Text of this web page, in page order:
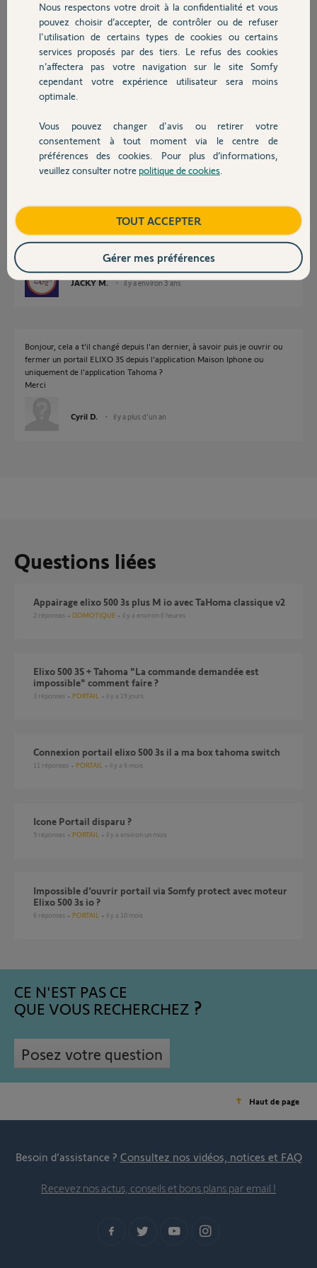
Chauffage
Autres produits
Devis avec un pro
Contact
Merci,
Mickael
Mickael
il y a environ 3 ans
Participer au fil de discussion
Réponses
Bonjour Mickael
C'est simple, les portails ne sont pas supportés par Homekit
Voici la liste des éléments compatibles
JACKY M. il y a environ 3 ans
Bonjour, cela a t'il changé depuis l'an dernier, à savoir puis je ouvrir ou
fermer un portail ELIXO 3S depuis l'application Maison Iphone ou
uniquement de l'application Tahoma ?
Merci
Cyril D. il y a plus d'un an
Questions liées
Appairage elixo 500 3s plus M io avec TaHoma classique v2
2 réponses DOMOTIQUE il y a environ 6 heures
Elixo 500 3S + Tahoma "La commande demandée est
impossible" comment faire ?
3 réponses PORTAIL il y a 19 jours
Connexion portail elixo 500 3s il a ma box tahoma switch
11 réponses PORTAIL il y a 6 mois
Icone Portail disparu ?
9 réponses PORTAIL il y a environ un mois
Impossible d’ouvrir portail via Somfy protect avec moteur
Elixo 500 3s io ?
6 réponses PORTAIL il y a 10 mois
CE N'EST PAS CE
QUE VOUS RECHERCHEZ
Posez votre question
Haut de page
Besoin d’assistance ? Consultez nos vidéos, notices et FAQ
Recevez nos actus, conseils et bons plans par email !
Nous respectons votre droit à la confidentialité et vous
pouvez choisir d’accepter, de contrôler ou de refuser
l'utilisation de certains types de cookies ou certains
services proposés par des tiers. Le refus des cookies
n’affectera pas votre navigation sur le site Somfy
cependant votre expérience utilisateur sera moins
optimale.
Vous pouvez changer d'avis ou retirer votre
consentement à tout moment via le centre de
préférences des cookies. Pour plus d’informations,
veuillez consulter notre politique de cookies
TOUT ACCEPTER
Gérer mes préférences